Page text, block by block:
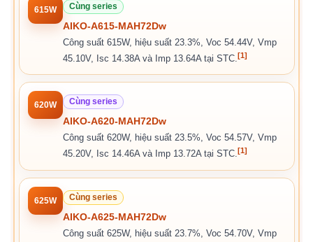
615W Cùng series
AIKO-A615-MAH72Dw
Công suất 615W, hiệu suất 23.3%, Voc 54.44V, Vmp
45.10V, Isc 14.38A và Imp 13.64A tại STC.[1]
620W Cùng series
AIKO-A620-MAH72Dw
Công suất 620W, hiệu suất 23.5%, Voc 54.57V, Vmp
45.20V, Isc 14.46A và Imp 13.72A tại STC. [1]
625W Cùng series
AIKO-A625-MAH72Dw
Công suất 625W, hiệu suất 23.7%, Voc 54.70V, Vmp